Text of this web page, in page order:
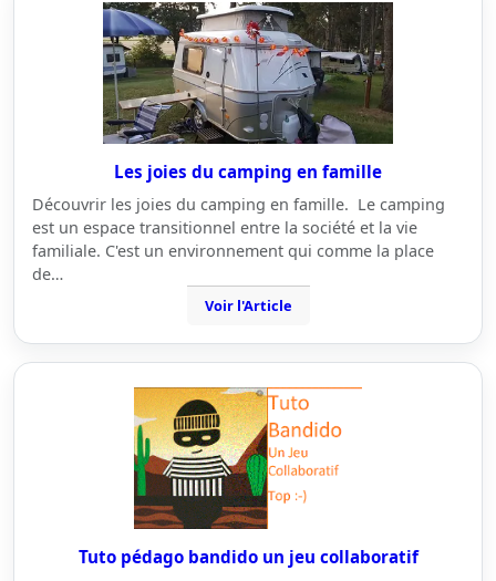
Les joies du camping en famille
Découvrir les joies du camping en famille. Le camping
est un espace transitionnel entre la société et la vie
familiale. C'est un environnement qui comme la place
de…
Voir l'Article
Tuto pédago bandido un jeu collaboratif